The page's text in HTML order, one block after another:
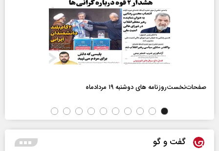
صفحات‌نخست‌روزنامه ها‌ی دوشنبه ۱۹ مردادماه
گفت و گو